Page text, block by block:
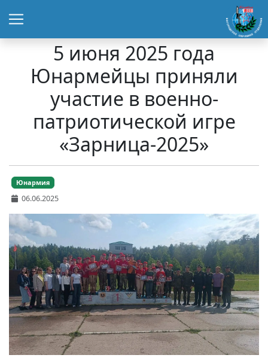
5 июня 2025 года
Юнармейцы приняли
участие в военно-
патриотической игре
«Зарница-2025»
Юнармия
06.06.2025